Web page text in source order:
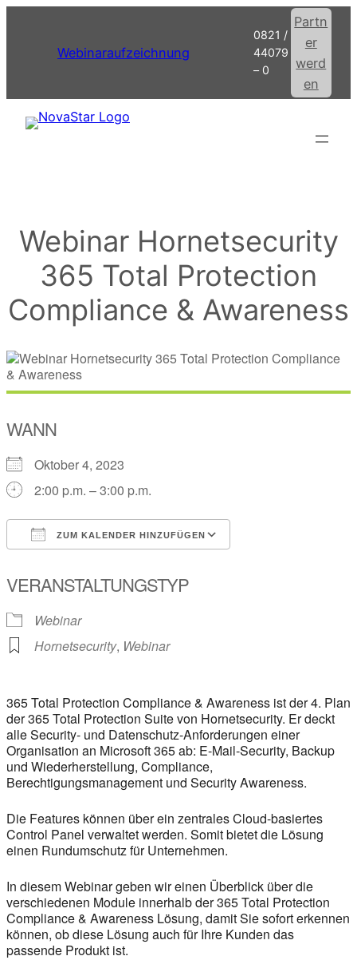
springenWebinaraufzeichnung
0821 /
44079
– 0
Partn
er
werd
en
Webinar Hornetsecurity
365 Total Protection
Compliance & Awareness
WANN
Oktober 4, 2023
2:00 p.m. – 3:00 p.m.
ZUM KALENDER HINZUFÜGEN
VERANSTALTUNGSTYP
Webinar
Hornetsecurity, Webinar
365 Total Protection Compliance & Awareness ist der 4. Plan
der 365 Total Protection Suite von Hornetsecurity. Er deckt
alle Security- und Datenschutz-Anforderungen einer
Organisation an Microsoft 365 ab: E-Mail-Security, Backup
und Wiederherstellung, Compliance,
Berechtigungsmanagement und Security Awareness.
Die Features können über ein zentrales Cloud-basiertes
Control Panel verwaltet werden. Somit bietet die Lösung
einen Rundumschutz für Unternehmen.
In diesem Webinar geben wir einen Überblick über die
verschiedenen Module innerhalb der 365 Total Protection
Compliance & Awareness Lösung, damit Sie sofort erkennen
können, ob diese Lösung auch für Ihre Kunden das
passende Produkt ist.